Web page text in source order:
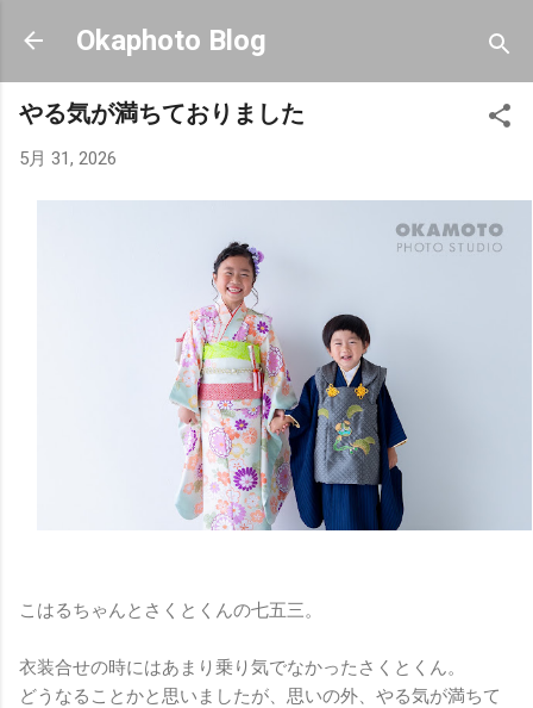
スキップしてメイン コンテンツに移動
Okaphoto Blog
やる気が満ちておりました
5月 31, 2026
こはるちゃんとさくとくんの七五三。
衣装合せの時にはあまり乗り気でなかったさくとくん。
どうなることかと思いましたが、思いの外、やる気が満ちて